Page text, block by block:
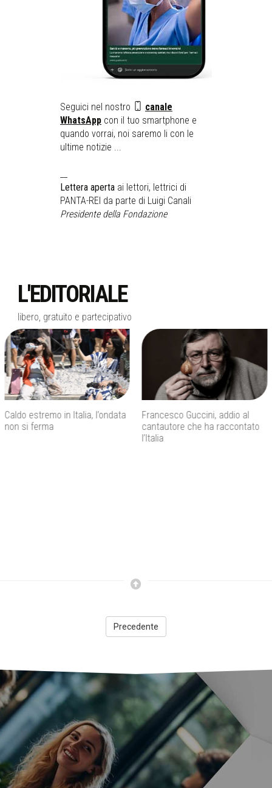
Seguici nel nostro
canale
WhatsApp con il tuo smartphone e
quando vorrai, noi saremo li con le
ultime notizie ...
Lettera aperta ai lettori, lettrici di
PANTA-REI da parte di Luigi Canali
Presidente della Fondazione
L'EDITORIALE
libero, gratuito e partecipativo
Francesco Guccini, addio al
cantautore che ha raccontato
Inps, bonus assunzioni per
madri con tre figli e incentivi per
giovani under 35
Precedente